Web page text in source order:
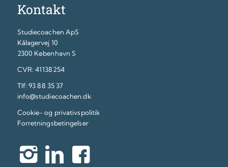
Kontakt
Studiecoachen ApS
Kålagervej 10
2300 København S
CVR: 41138254
Tlf:93 88 35 37
info@studiecoachen.dk
Cookie- og privativspolitik
Forretningsbetingelser